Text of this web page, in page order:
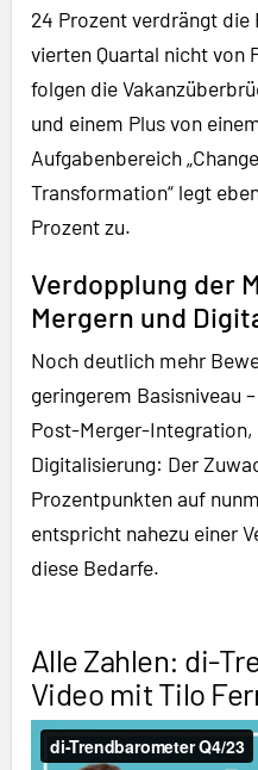
24 Prozent verdrängt
vierten Quartal nicht von
folgen die
und einem Plus von
Aufgabenbereich
Transformation“ legt
Prozent zu.
Verdopplung der
Mergern und
Noch deutlich mehr
geringerem Basisniveau
Post-Merger-Integration,
Digitalisierung: Der
Prozentpunkten auf
entspricht nahezu einer
diese Bedarfe.
Alle Zahlen: di-
Video mit Tilo